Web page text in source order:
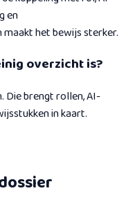
en
het bewijs sterker.
overzicht is?
Die brengt rollen, AI-
in kaart.